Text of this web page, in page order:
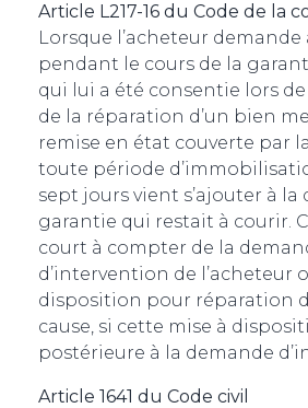
Article L217-16 du Code de la
Lorsque l’acheteur demande
pendant le cours de la
qui lui a été consentie lors
de la réparation d’un bien
remise en état couverte par
toute période
sept jours vient s’ajouter à la
garantie qui restait à courir.
court à compter de la
d’intervention de l’acheteur
disposition pour réparation
cause, si cette mise à
postérieure à la demande
Article 1641 du Code civil